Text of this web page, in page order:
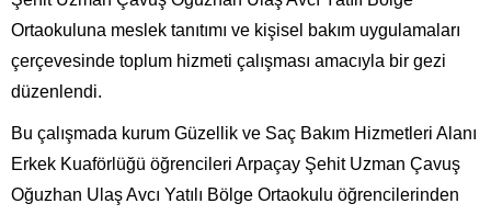
Ortaokuluna meslek tanıtımı ve kişisel bakım uygulamaları
çerçevesinde toplum hizmeti çalışması amacıyla bir gezi
düzenlendi.
Bu çalışmada kurum Güzellik ve Saç Bakım Hizmetleri Alanı
Erkek Kuaförlüğü öğrencileri Arpaçay Şehit Uzman Çavuş
Oğuzhan Ulaş Avcı Yatılı Bölge Ortaokulu öğrencilerinden